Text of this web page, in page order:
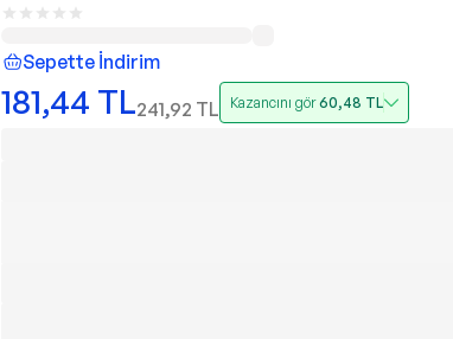
Sepette İndirim
181,44 TL241,92 TL Kazancını gör60,48 TL